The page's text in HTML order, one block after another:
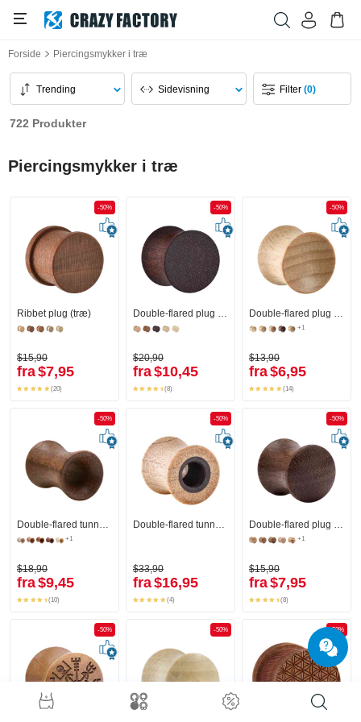
Forside Piercingsmykker i træ
Trending Sidevisning Filter(0)
722 Produkter
Piercingsmykker i træ
-50%
Ribbet plug (træ)
$15,90
fra$7,95
(20)
-50%
Double-flared plug (træ)
$20,90
fra$10,45
(8)
-50%
Double-flared plug (træ) med konkav front
+1
$13,90
fra$6,95
(14)
-50%
+1
$18,90
fra$9,45
(10)
-50%
$33,90
fra$16,95
(4)
-50%
+1
$15,90
fra$7,95
(8)
-50% -50% -50%